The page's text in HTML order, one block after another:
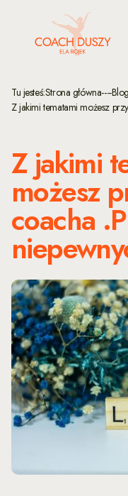
Tu jesteś:Strona główna----Blog
Z jakimi tematami możesz
Z jakimi
możesz
coacha